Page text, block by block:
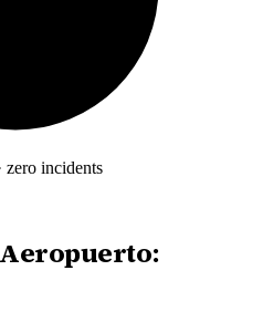
zero incidents
Aeropuerto: